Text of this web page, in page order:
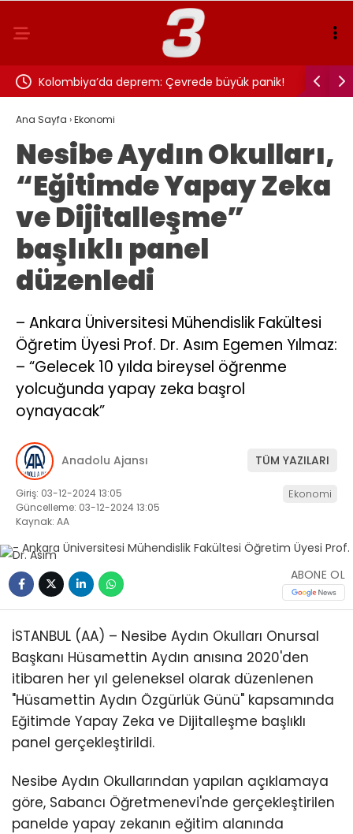
Kolombiya’da deprem: Çevrede büyük panik! TFF
Ana Sayfa ›Ekonomi
Nesibe Aydın Okulları,
“Eğitimde Yapay Zeka
ve Dijitalleşme”
başlıklı panel
düzenledi
– Ankara Üniversitesi Mühendislik Fakültesi
Öğretim Üyesi Prof. Dr. Asım Egemen Yılmaz:
– “Gelecek 10 yılda bireysel öğrenme
yolcuğunda yapay zeka başrol
oynayacak”
Anadolu Ajansı TÜM YAZILARI
Giriş: 03-12-2024 13:05
Güncelleme: 03-12-2024 13:05
Kaynak: AA
Ekonomi
ABONE OL
İSTANBUL (AA) – Nesibe Aydın Okulları Onursal
Başkanı Hüsamettin Aydın anısına 2020'den
itibaren her yıl geleneksel olarak düzenlenen
"Hüsamettin Aydın Özgürlük Günü" kapsamında
Eğitimde Yapay Zeka ve Dijitalleşme başlıklı
panel gerçekleştirildi.
Nesibe Aydın Okullarından yapılan açıklamaya
göre, Sabancı Öğretmenevi'nde gerçekleştirilen
panelde yapay zekanın eğitim alanında